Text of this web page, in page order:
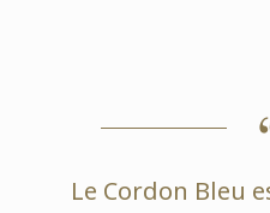
Le Cordon Bleu